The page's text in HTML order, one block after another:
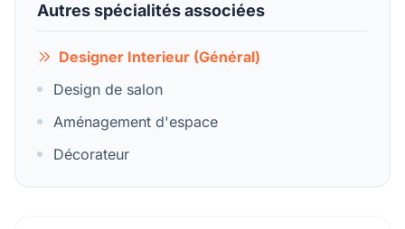
Autres spécialités associées
Designer Interieur (Général)
Design de salon
Aménagement d'espace
Décorateur